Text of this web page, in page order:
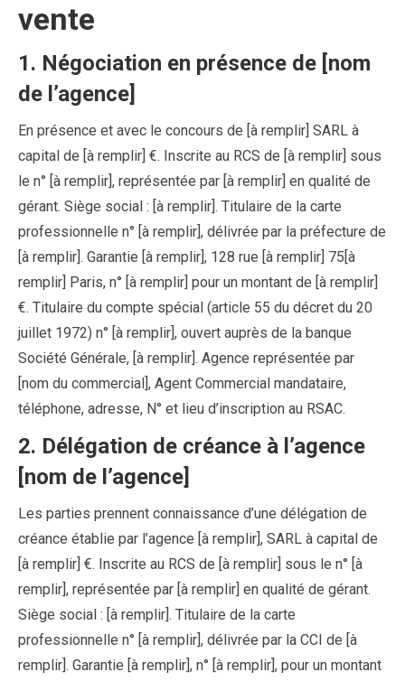
vente
1. Négociation en présence de [nom
de l’agence]
En présence et avec le concours de [à remplir] SARL à
capital de [à remplir] €. Inscrite au RCS de [à remplir] sous
le n° [à remplir], représentée par [à remplir] en qualité de
gérant. Siège social : [à remplir]. Titulaire de la carte
professionnelle n° [à remplir], délivrée par la préfecture de
[à remplir]. Garantie [à remplir], 128 rue [à remplir] 75[à
remplir] Paris, n° [à remplir] pour un montant de [à remplir]
€. Titulaire du compte spécial (article 55 du décret du 20
juillet 1972) n° [à remplir], ouvert auprès de la banque
Société Générale, [à remplir]. Agence représentée par
[nom du commercial], Agent Commercial mandataire,
téléphone, adresse, N° et lieu d’inscription au RSAC.
2. Délégation de créance à l’agence
[nom de l’agence]
Les parties prennent connaissance d’une délégation de
créance établie par l’agence [à remplir], SARL à capital de
[à remplir] €. Inscrite au RCS de [à remplir] sous le n° [à
remplir], représentée par [à remplir] en qualité de gérant.
Siège social : [à remplir]. Titulaire de la carte
professionnelle n° [à remplir], délivrée par la CCI de [à
remplir]. Garantie [à remplir], n° [à remplir], pour un montant